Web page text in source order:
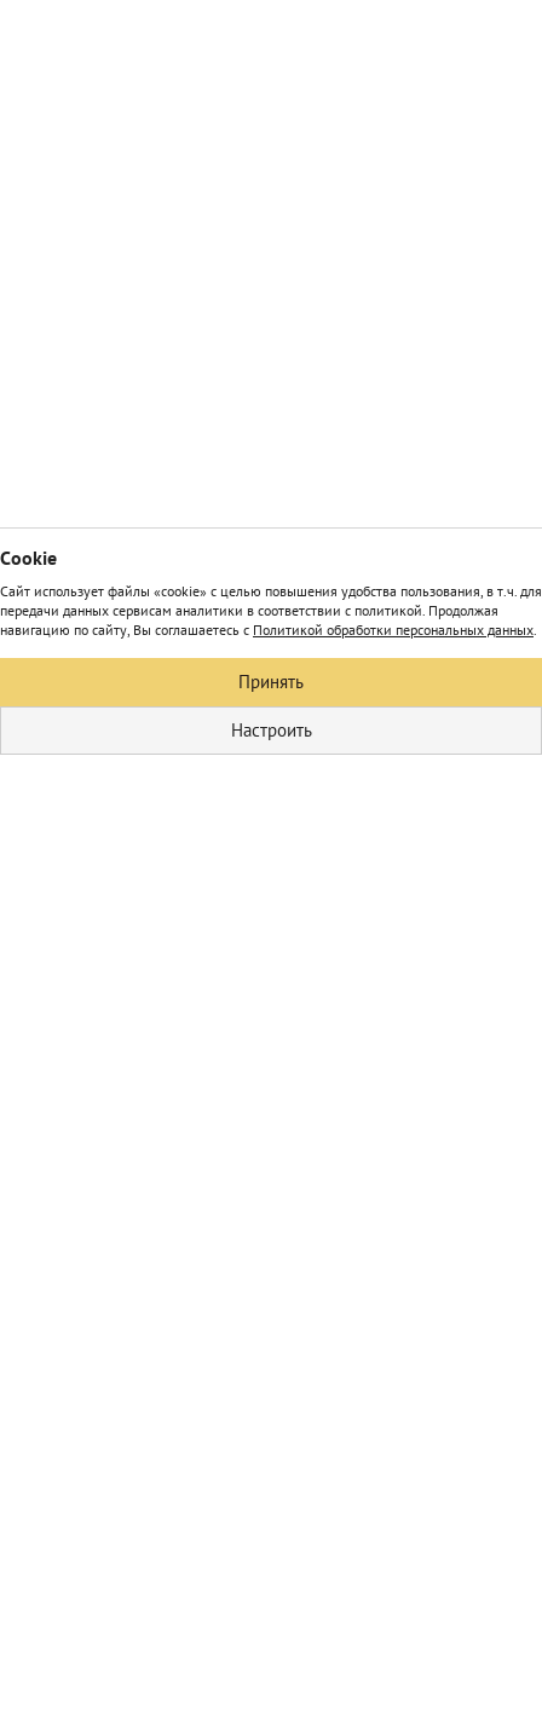
Сookie
Сайт использует файлы «cookie» с целью повышения удобства пользования, в т.ч. для
передачи данных сервисам аналитики в соответствии с политикой. Продолжая
навигацию по сайту, Вы соглашаетесь с Политикой обработки персональных данных.
Принять
Настроить